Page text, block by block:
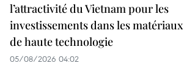
l’attractivité du Vietnam pour les
investissements dans les matériaux
de haute technologie
05/08/2026 04:02